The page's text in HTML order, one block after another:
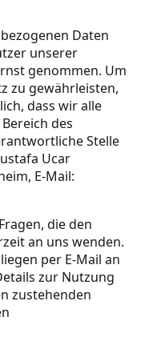
Daten
unserer
genommen. Um
zu gewährleisten,
dass wir alle
des
Stelle
Ucar
E-Mail:
die den
an uns wenden.
per E-Mail an
zur Nutzung
zustehenden